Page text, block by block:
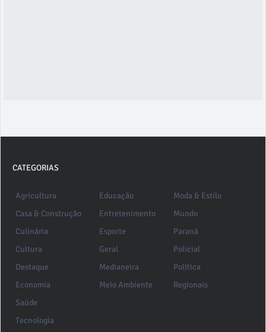
CATEGORIAS
Agricultura
Casa & Construção
Culinária
Cultura
Destaque
Economia
Educação
Entretenimento
Esporte
Geral
Medianeira
Meio Ambiente
Moda & Estilo
Mundo
Paraná
Policial
Política
Regionais
Saúde
Tecnologia